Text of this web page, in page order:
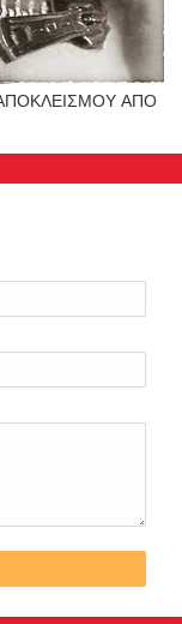
ΑΠΟ